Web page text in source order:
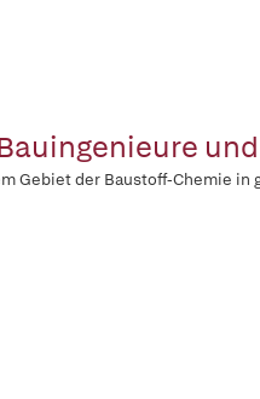
Gebiet der Baustoff-Chemie